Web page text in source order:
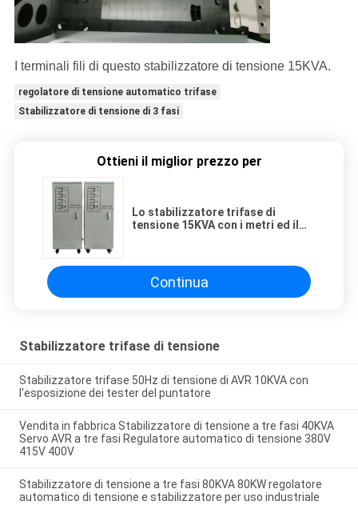
I terminali fili di questo stabilizzatore di tensione 15KVA.
regolatore di tensione automatico trifase
Stabilizzatore di tensione di 3 fasi
Ottieni il miglior prezzo per
Lo stabilizzatore trifase di
tensione 15KVA con i metri ed il
Continua
Stabilizzatore trifase di tensione
Stabilizzatore trifase 50Hz di tensione di AVR 10KVA con
l'esposizione dei tester del puntatore
Vendita in fabbrica Stabilizzatore di tensione a tre fasi 40KVA
Servo AVR a tre fasi Regulatore automatico di tensione 380V
415V 400V
Stabilizzatore di tensione a tre fasi 80KVA 80KW regolatore
automatico di tensione e stabilizzatore per uso industriale